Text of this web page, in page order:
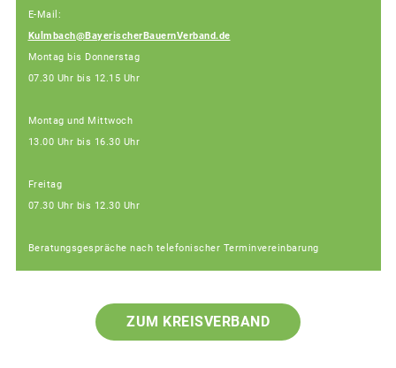
E-Mail:
Kulmbach@BayerischerBauernVerband.de
Montag bis Donnerstag
07.30 Uhr bis 12.15 Uhr
Montag und Mittwoch
13.00 Uhr bis 16.30 Uhr
Freitag
07.30 Uhr bis 12.30 Uhr
Beratungsgespräche nach telefonischer Terminvereinbarung
ZUM KREISVERBAND